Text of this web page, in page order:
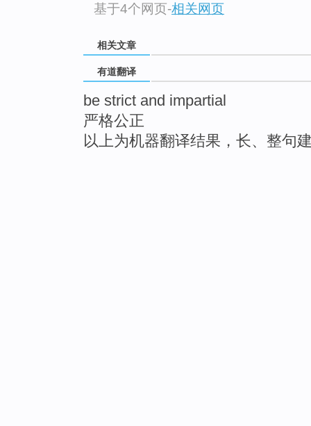
基于4个网页-相关网页
相关文章
有道翻译
be strict and impartial
严格公正
以上为机器翻译结果，长、整句